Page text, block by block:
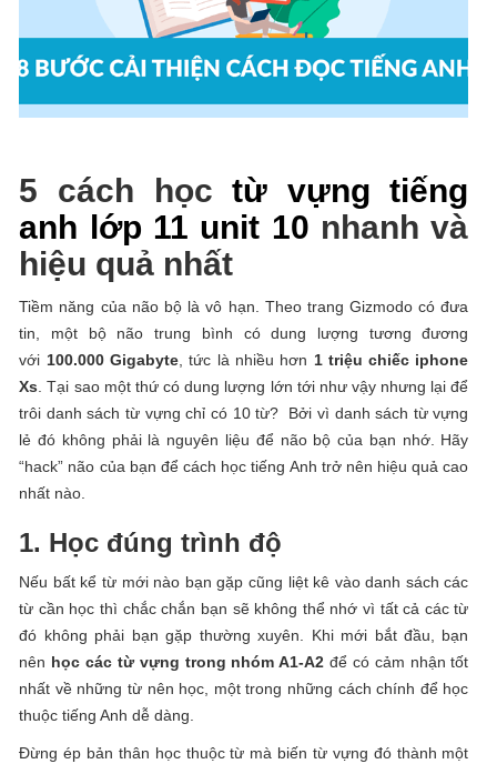
5 cách họctừ vựng tiếng
anh lớp 11 unit 10 nhanh và
hiệu quả nhất
Tiềm năng của não bộ là vô hạn. Theo trang Gizmodo có đưa
tin, một bộ não trung bình có dung lượng tương đương
với 100.000 Gigabyte, tức là nhiều hơn 1 triệu chiếc iphone
Xs . Tại sao một thứ có dung lượng lớn tới như vậy nhưng lại để
trôi danh sách từ vựng chỉ có 10 từ? Bởi vì danh sách từ vựng
lẻ đó không phải là nguyên liệu để não bộ của bạn nhớ. Hãy
“hack” não của bạn để cách học tiếng Anh trở nên hiệu quả cao
nhất nào.
1. Học đúng trình độ
Nếu bất kể từ mới nào bạn gặp cũng liệt kê vào danh sách các
từ cần học thì chắc chắn bạn sẽ không thể nhớ vì tất cả các từ
đó không phải bạn gặp thường xuyên. Khi mới bắt đầu, bạn
nên học các từ vựng trong nhóm A1-A2 để có cảm nhận tốt
nhất về những từ nên học, một trong những cách chính để học
thuộc tiếng Anh dễ dàng.
Đừng ép bản thân học thuộc từ mà biến từ vựng đó thành một